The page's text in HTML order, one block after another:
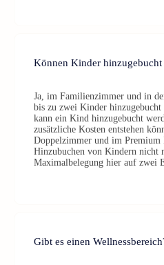
Können Kinder hinzugebucht
Ja, im Familienzimmer und in
bis zu zwei Kinder
kann ein Kind hinzugebucht
zusätzliche Kosten entstehen
Doppelzimmer und im Premium
Hinzubuchen von Kindern nicht
Maximalbelegung hier auf zwei
Gibt es einen